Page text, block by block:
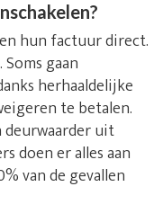
hun factuur direct.
gaan
herhaaldelijke
te betalen.
deurwaarder uit
doen er alles aan
van de gevallen